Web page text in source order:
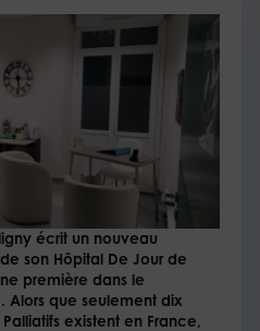
écrit un nouveau
son Hôpital De Jour de
première dans le
Alors que seulement dix
existent en France,